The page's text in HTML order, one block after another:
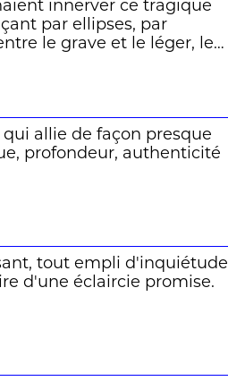
innerver ce tragique
par ellipses, par
le grave et le léger, les
allie de façon presque
profondeur, authenticité
tout empli d'inquiétude
d'une éclaircie promise.